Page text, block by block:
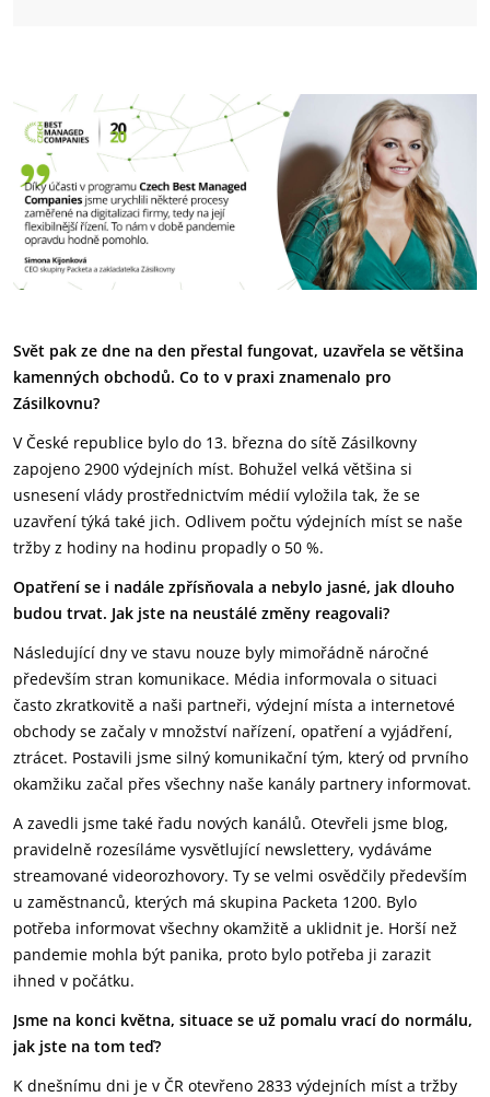
Svět pak ze dne na den přestal fungovat, uzavřela se většina
kamenných obchodů. Co to v praxi znamenalo pro
Zásilkovnu?
V České republice bylo do 13. března do sítě Zásilkovny
zapojeno 2900 výdejních míst. Bohužel velká většina si
usnesení vlády prostřednictvím médií vyložila tak, že se
uzavření týká také jich. Odlivem počtu výdejních míst se naše
tržby z hodiny na hodinu propadly o 50 %.
Opatření se i nadále zpřísňovala a nebylo jasné, jak dlouho
budou trvat. Jak jste na neustálé změny reagovali?
Následující dny ve stavu nouze byly mimořádně náročné
především stran komunikace. Média informovala o situaci
často zkratkovitě a naši partneři, výdejní místa a internetové
obchody se začaly v množství nařízení, opatření a vyjádření,
ztrácet. Postavili jsme silný komunikační tým, který od prvního
okamžiku začal přes všechny naše kanály partnery informovat.
A zavedli jsme také řadu nových kanálů. Otevřeli jsme blog,
pravidelně rozesíláme vysvětlující newslettery, vydáváme
streamované videorozhovory. Ty se velmi osvědčily především
u zaměstnanců, kterých má skupina Packeta 1200. Bylo
potřeba informovat všechny okamžitě a uklidnit je. Horší než
pandemie mohla být panika, proto bylo potřeba ji zarazit
ihned v počátku.
Jsme na konci května, situace se už pomalu vrací do normálu,
jak jste na tom teď?
K dnešnímu dni je v ČR otevřeno 2833 výdejních míst a tržby